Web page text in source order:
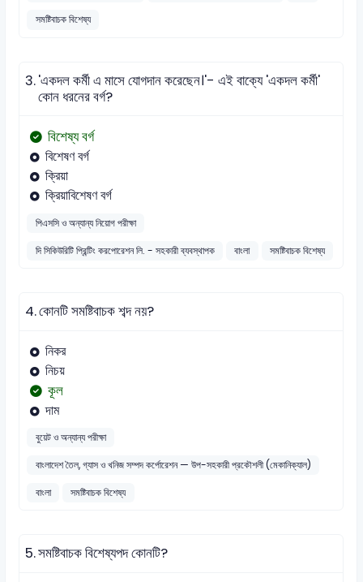
সমষ্টিবাচক বিশেষ্য
3.'একদল কর্মী এ মাসে যোগদান করেছেন।'- এই বাক্যে 'একদল কর্মী'
কোন ধরনের বর্গ?
বিশেষ্য বর্গ
বিশেষণ বর্গ
ক্রিয়া
ক্রিয়াবিশেষণ বর্গ
পিএসসি ও অন্যান্য নিয়োগ পরীক্ষা
দি সিকিউরিটি প্রিন্টিং করপোরেশন লি. - সহকারী ব্যবস্থাপক
বাংলা সমষ্টিবাচক বিশেষ্য
4.কোনটি সমষ্টিবাচক শব্দ নয়?
নিকর
নিচয়
কূল
দাম
বুয়েট ও অন্যান্য পরীক্ষা
বাংলাদেশ তৈল, গ্যাস ও খনিজ সম্পদ কর্পোরেশন — উপ-সহকারী প্রকৌশলী (মেকানিক্যাল)
বাংলা
সমষ্টিবাচক বিশেষ্য
5.সমষ্টিবাচক বিশেষ্যপদ কোনটি?